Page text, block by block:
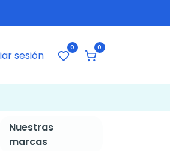
sesión
0 0
Nuestras
marcas